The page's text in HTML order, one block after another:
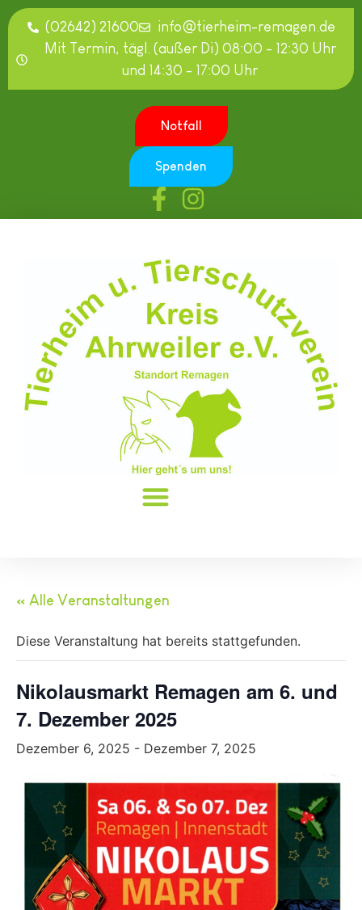
(02642) 21600
info@tierheim-remagen.de
Mit Termin, tägl. (außer Di) 08:00 - 12:30 Uhr
und 14:30 - 17:00 Uhr
Notfall
Spenden
« Alle Veranstaltungen
Diese Veranstaltung hat bereits stattgefunden.
Nikolausmarkt Remagen am 6. und
7. Dezember 2025
Dezember 6, 2025 - Dezember 7, 2025